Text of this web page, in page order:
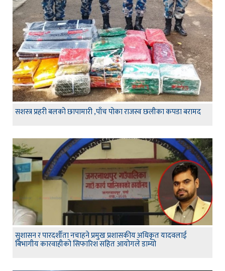
सशस्त्र प्रहरी बलको छापामारी ,पाँच पोका राजस्व छलीका कपडा बरामद
सुशासन र पारदर्शीता नचाहने प्रमुख प्रशासकीय अधिकृत यादवलाई
बिभागीय कारवाहीको सिफारिश सहित आयोगले डाम्यो